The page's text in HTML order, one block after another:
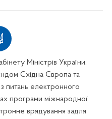
Міністрів України.
Східна Європа та
питань електронного
програми міжнародної
врядування задля